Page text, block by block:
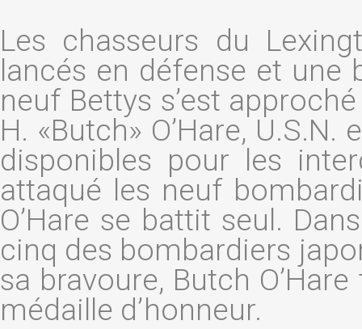
Les chasseurs du
lancés en défense et une
neuf Bettys s’est
H. «Butch» O’Hare,
disponibles pour les
attaqué les neuf
O’Hare se battit seul.
cinq des bombardiers
sa bravoure, Butch
médaille d’honneur.